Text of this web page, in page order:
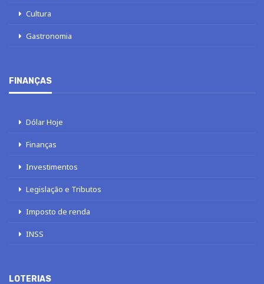
Cultura
Gastronomia
FINANÇAS
Dólar Hoje
Finanças
Investimentos
Legislação e Tributos
Imposto de renda
INSS
LOTERIAS